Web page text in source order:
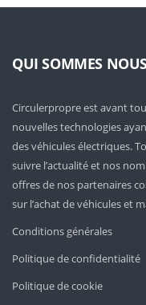
QUI SOMMES
Circulerpropre est avant
nouvelles technologies
des véhicules électriques.
suivre l’actualité et nos
offres de nos partenaires
sur l’achat de véhicules et
Conditions générales
Politique de confidentialité
Politique de cookie